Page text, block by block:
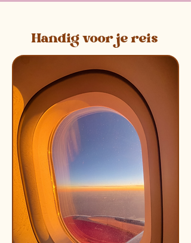
Handig voor je reis